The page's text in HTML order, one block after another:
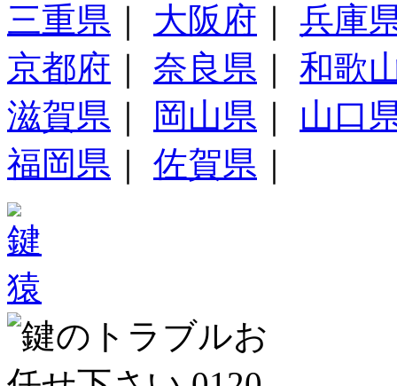
三重県
大阪府
兵庫
京都府
奈良県
和歌
滋賀県
岡山県
山口
福岡県
佐賀県